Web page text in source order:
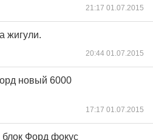
21:17 01.07.2015
жигули.
20:44 01.07.2015
новый 6000
17:17 01.07.2015
Форд фокус